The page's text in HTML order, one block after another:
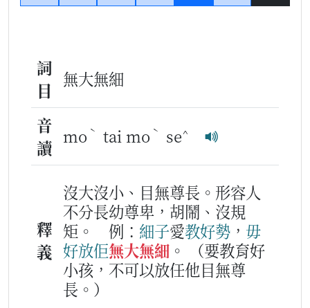
詞
目
無大無細
音
讀
mo ˋ tai mo ˋ se^
釋
義
沒大沒小、目無尊長。形容人
不分長幼尊卑，胡鬧、沒規
矩。
例： 細子愛教好勢 ， 毋
好放佢無大無細 。
（要教育好
小孩，不可以放任他目無尊
長。）